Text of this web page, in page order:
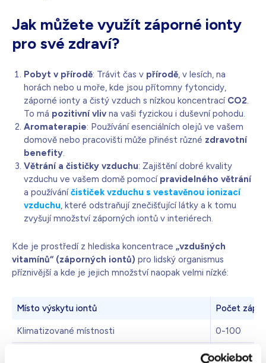
Jak můžete využít záporné ionty
pro své zdraví?
Pobyt v přírodě: Trávit čas v přírodě, v lesích, na
horách nebo u moře, kde jsou přítomny fytoncidy,
záporné ionty a čistý vzduch s nízkou koncentrací CO2.
To má pozitivní vliv na vaši fyzickou i duševní pohodu.
Aromaterapie: Používání esenciálních olejů ve vašem
domově nebo pracovišti může přinést různé zdravotní
benefity.
Větrání a čističky vzduchu: Zajištění dobré kvality
vzduchu ve vašem domě pomocí pravidelného větrání
a používáníčističek vzduchu s vestavěnou ionizací
vzduchu, které odstraňují znečišťující látky a k tomu
zvyšují množství záporných iontů v interiérech.
Kde je prostředí z hlediska koncentrace „vzdušných
vitamínů“ (záporných iontů) pro lidský organismus
příznivější a kde je jejich množství naopak velmi nízké:
Místo výskytu iontů Počet
Klimatizované místnosti 0-100
50 – 100